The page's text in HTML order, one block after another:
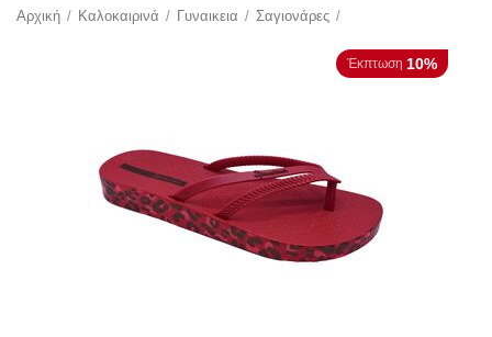
Αρχική / Καλοκαιρινά / Γυναικεια / Σαγιονάρες /
Έκπτωση 10%